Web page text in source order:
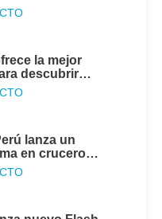
la mejor
descubrir
Clásico este
lanza un
en crucero
las Antillas &